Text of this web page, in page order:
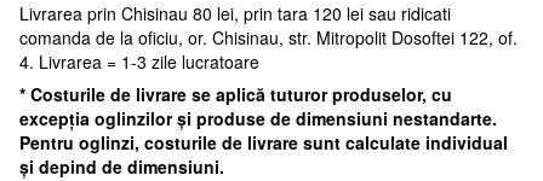
Livrarea prin Chisinau 80 lei, prin tara 120 lei sau ridicati
comanda de la oficiu, or. Chisinau, str. Mitropolit Dosoftei 122, of.
4. Livrarea = 1-3 zile lucratoare
* Costurile de livrare se aplică tuturor produselor, cu
excepția oglinzilor și produse de dimensiuni nestandarte.
Pentru oglinzi, costurile de livrare sunt calculate individual
și depind de dimensiuni.